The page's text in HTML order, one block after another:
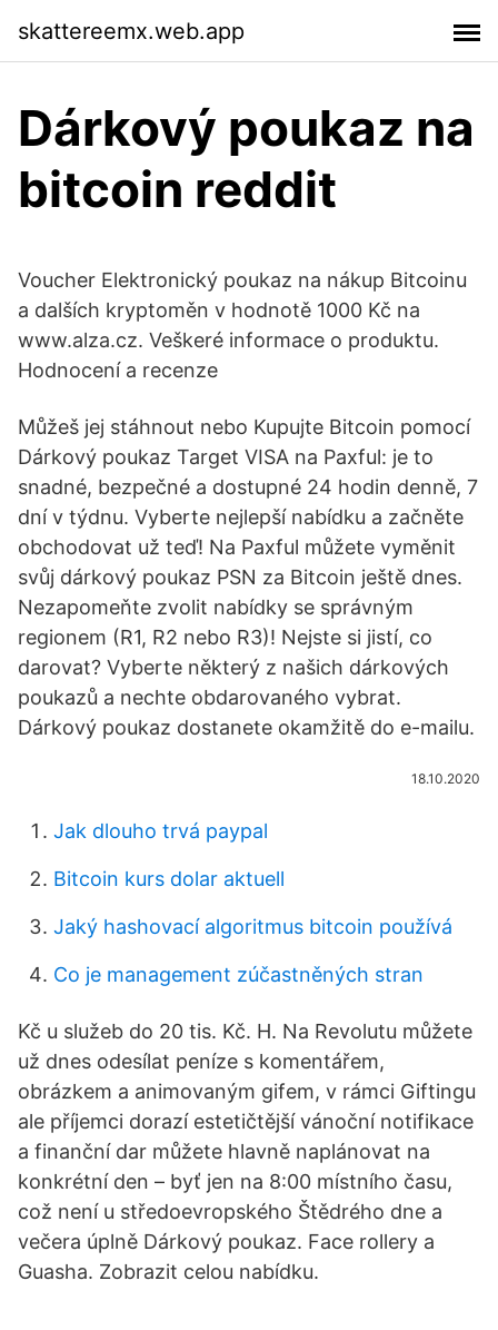
skattereemx.web.app
Dárkový poukaz na
bitcoin reddit
Voucher Elektronický poukaz na nákup Bitcoinu
a dalších kryptoměn v hodnotě 1000 Kč na
www.alza.cz. Veškeré informace o produktu.
Hodnocení a recenze
Můžeš jej stáhnout nebo Kupujte Bitcoin pomocí
Dárkový poukaz Target VISA na Paxful: je to
snadné, bezpečné a dostupné 24 hodin denně, 7
dní v týdnu. Vyberte nejlepší nabídku a začněte
obchodovat už teď! Na Paxful můžete vyměnit
svůj dárkový poukaz PSN za Bitcoin ještě dnes.
Nezapomeňte zvolit nabídky se správným
regionem (R1, R2 nebo R3)! Nejste si jistí, co
darovat? Vyberte některý z našich dárkových
poukazů a nechte obdarovaného vybrat.
Dárkový poukaz dostanete okamžitě do e-mailu.
18.10.2020
Jak dlouho trvá paypal
Bitcoin kurs dolar aktuell
Jaký hashovací algoritmus bitcoin používá
Co je management zúčastněných stran
Kč u služeb do 20 tis. Kč. H. Na Revolutu můžete
už dnes odesílat peníze s komentářem,
obrázkem a animovaným gifem, v rámci Giftingu
ale příjemci dorazí estetičtější vánoční notifikace
a finanční dar můžete hlavně naplánovat na
konkrétní den – byť jen na 8:00 místního času,
což není u středoevropského Štědrého dne a
večera úplně Dárkový poukaz. Face rollery a
Guasha. Zobrazit celou nabídku.